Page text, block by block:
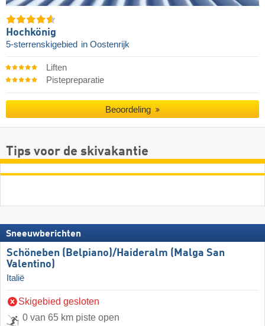
Hochkönig
5-sterrenskigebied in Oostenrijk
Liften
Pistepreparatie
Beoordeling
Tips voor de skivakantie
Sneeuwberichten
Schöneben (Belpiano)/​Haideralm (Malga San
Valentino)
Italië
Skigebied gesloten
0 van 65 km piste open